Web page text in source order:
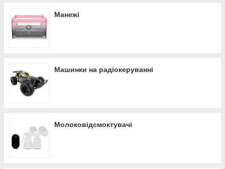
Манежі
Машинки на радіокеруванні
Молоковідсмоктувачі